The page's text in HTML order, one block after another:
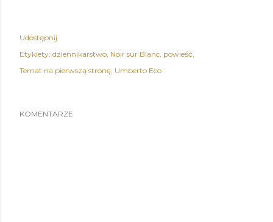
Udostępnij
Etykiety: dziennikarstwo Noir sur Blanc powieść
Temat na pierwszą stronę Umberto Eco
KOMENTARZE